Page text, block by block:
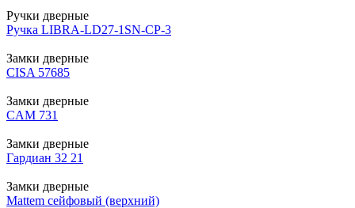
Ручки дверные
Ручка LIBRA-LD27-1SN-CP-3
Замки дверные
CISA 57685
Замки дверные
CAM 731
Замки дверные
Гардиан 32 21
Замки дверные
Mattem сейфовый (верхний)